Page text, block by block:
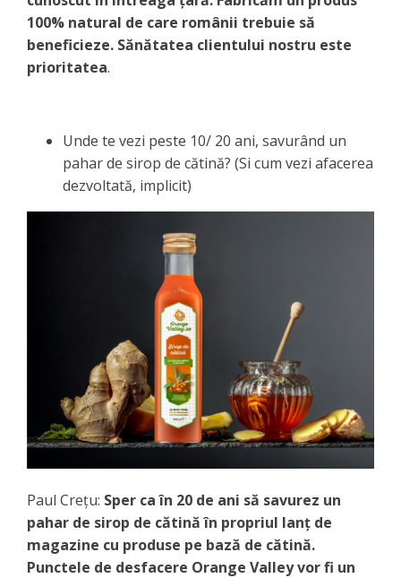
100% natural de care românii trebuie să
beneficieze. Sănătatea clientului nostru este
prioritatea.
Unde te vezi peste 10/ 20 ani, savurând un
pahar de sirop de cătină? (Si cum vezi afacerea
dezvoltată, implicit)
Paul Crețu: Sper ca în 20 de ani să savurez un
pahar de sirop de cătină în propriul lanț de
magazine cu produse pe bază de cătină.
Punctele de desfacere Orange Valley vor fi un